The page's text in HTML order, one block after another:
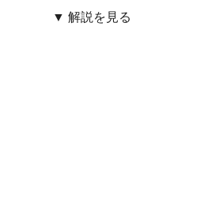
▼ 解説を見る